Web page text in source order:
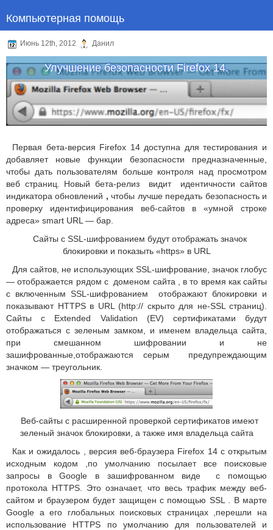
Компьютерная помощь
Июнь 12th, 2012 Данил
Улучшение безопасности Firefox 14.
Первая бета-версия Firefox 14 доступна для тестирования и
добавляет новые функции безопасности предназначенные,
чтобы дать пользователям больше контроля над просмотром
веб страниц. Новый бета-релиз видит идентичности сайтов
индикатора обновлений , чтобы лучше передать безопасность и
проверку идентифицирования веб-сайтов в «умной строке
адреса» smart URL — бар.
Сайты с SSL-шифрованием будут отображать значок
блокировки и показыть «https» в URL
Для сайтов, не использующих SSL-шифрование, значок глобус
— отображается рядом с доменом сайта , в то время как сайты
с включенным SSL-шифрованием отображают блокировки и
показывают HTTPS в URL (http:// скрыто для не-SSL страниц).
Сайты с Extended Validation (EV) сертификатами будут
отображаться с зеленым замком, и именем владельца сайта,
при смешанном шифровании и не
зашифрованные,отображаются серым предупреждающим
значком — треугольник.
Веб-сайты с расширенной проверкой сертификатов имеют
зеленый значок блокировки, а также имя владельца сайта
Как и ожидалось , версия веб-браузера Firefox 14 с открытым
исходным кодом ,по умолчанию посылает все поисковые
запросы в Google в зашифрованном виде с помощью
протокола HTTPS. Это означает, что весь трафик между веб-
сайтом и браузером будет защищен с помощью SSL . В марте
Google а его глобальных поисковых страницах ,перешли на
использование HTTPS по умолчанию для пользователей и